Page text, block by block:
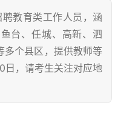
教育类工作人员，涵
台、任城、高新、泗
多个县区，提供教师等
日，请考生关注对应地